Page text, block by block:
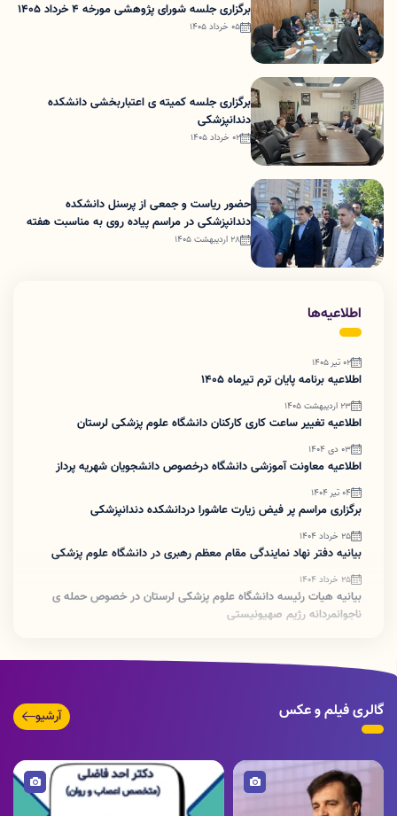
برگزاری جلسه شورای پژوهشی مورخه 4 خرداد 1405
05 خرداد 1405
برگزاری جلسه کمیته ی اعتباربخشی دانشکده
دندانپزشکی
02 خرداد 1405
حضور ریاست و جمعی از پرسنل دانشکده
دندانپزشکی در مراسم پیاده روی به مناسبت هفته
ملی سلامت و جمعیت
28 اردیبهشت 1405
اطلاعیه‌ها
02 تیر 1405
اطلاعیه برنامه پایان ترم تیرماه 1405
23 اردیبهشت 1405
اطلاعیه تغییر ساعت کاری کارکنان دانشگاه علوم پزشکی لرستان
03 دی 1404
اطلاعیه معاونت آموزشی دانشگاه درخصوص دانشجویان شهریه پرداز
04 تیر 1404
برگزاری مراسم پر فیض زیارت عاشورا دردانشکده دندانپزشکی
25 خرداد 1404
بیانیه دفتر نهاد نمایندگی مقام معظم رهبری در دانشگاه علوم پزشکی
25 خرداد 1404
بیانیه هیات رئیسه دانشگاه علوم پزشکی لرستان در خصوص حمله ی
ناجوانمردانه رژیم صهیونیستی
تغییر ساعت کاری دانشگاه علوم پزشکی از روز شنبه ۱۶ فروردین ۱۴۰۴
24 دی 1403
قابل توجه کلیه همکاران به ویژه منشی بخش و خدمات
گالری فیلم و عکس آرشیو